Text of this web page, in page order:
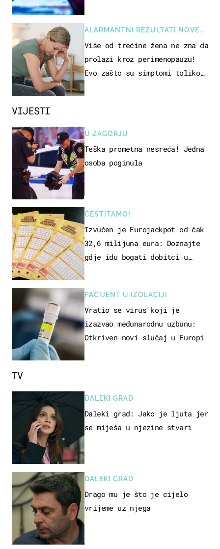
VIJESTI
U ZAGORJU
Teška prometna nesreća! Jedna
osoba poginula
ČESTITAMO!
Izvučen je Eurojackpot od čak
32,6 milijuna eura: Doznajte
gdje idu bogati dobitci u
PACIJENT U IZOLACIJI
Vratio se virus koji je
izazvao međunarodnu uzbunu:
Otkriven novi slučaj u Europi
ALARMANTNI REZULTATI NOVE
STUDIJE
Više od trećine žena ne zna da
prolazi kroz perimenopauzu!
Evo zašto su simptomi toliko
TV
DALEKI GRAD
Daleki grad: Jako je ljuta jer
se miješa u njezine stvari
DALEKI GRAD
Drago mu je što je cijelo
vrijeme uz njega